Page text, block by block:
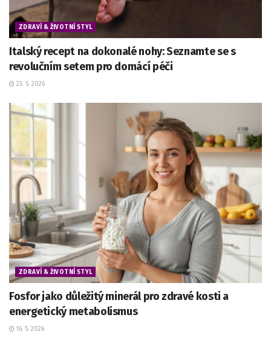
ZDRAVÍ & ŽIVOTNÍ STYL
Italský recept na dokonalé nohy: Seznamte se s
revolučním setem pro domácí péči
23. 5. 2026
ZDRAVÍ & ŽIVOTNÍ STYL
Fosfor jako důležitý minerál pro zdravé kosti a
energetický metabolismus
16. 5. 2026